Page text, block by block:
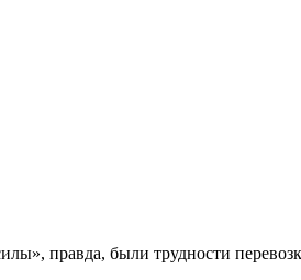
правда, были трудности